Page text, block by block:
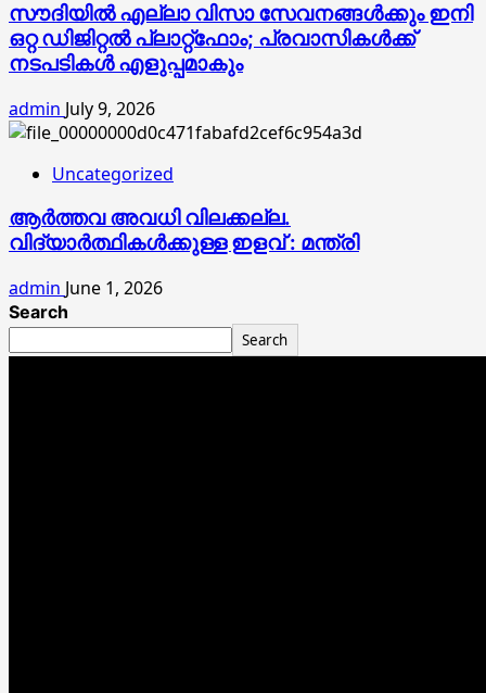
സൗദിയിൽ എല്ലാ വിസാ സേവനങ്ങൾക്കും ഇനി
ഒറ്റ ഡിജിറ്റൽ പ്ലാറ്റ്‌ഫോം; പ്രവാസികൾക്ക്
നടപടികൾ എളുപ്പമാകും
admin July 9, 2026
Uncategorized
ആർത്തവ അവധി വിലക്കല്ല.
വിദ്യാർത്ഥികൾക്കുള്ള ഇളവ് : മന്ത്രി
admin June 1, 2026
Search
Search